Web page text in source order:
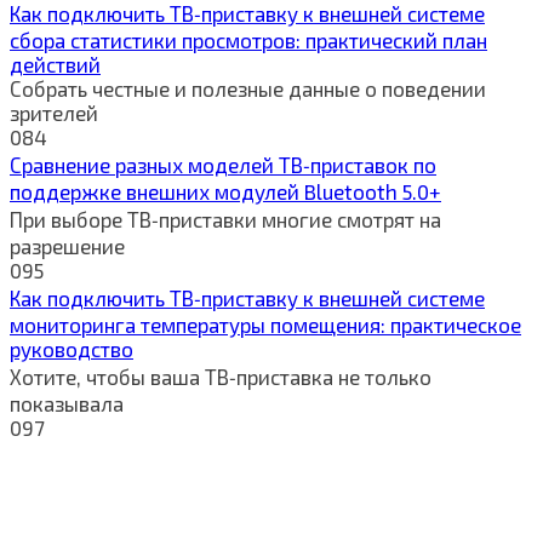
Как подключить ТВ‑приставку к внешней системе
сбора статистики просмотров: практический план
действий
Собрать честные и полезные данные о поведении
зрителей
084
Сравнение разных моделей ТВ‑приставок по
поддержке внешних модулей Bluetooth 5.0+
При выборе ТВ‑приставки многие смотрят на
разрешение
095
Как подключить ТВ‑приставку к внешней системе
мониторинга температуры помещения: практическое
руководство
Хотите, чтобы ваша ТВ‑приставка не только
показывала
097